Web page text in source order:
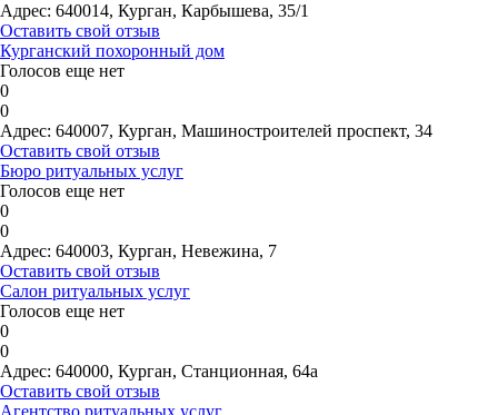
Адрес: 640014, Курган, Карбышева, 35/1
Оставить свой отзыв
Курганский похоронный дом
Голосов еще нет
0
0
Адрес: 640007, Курган, Машиностроителей проспект, 34
Оставить свой отзыв
Бюро ритуальных услуг
Голосов еще нет
0
0
Адрес: 640003, Курган, Невежина, 7
Оставить свой отзыв
Салон ритуальных услуг
Голосов еще нет
0
0
Адрес: 640000, Курган, Станционная, 64а
Оставить свой отзыв
Агентство ритуальных услуг